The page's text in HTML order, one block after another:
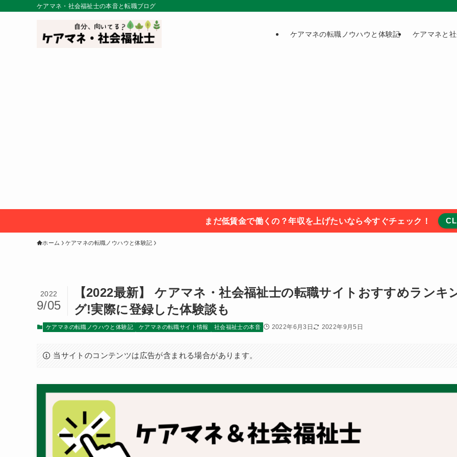
ケアマネ・社会福祉士の本音と転職ブログ
ケアマネの転職ノウハウと体験記 ケアマネと
まだ低賃金で働くの？年収を上げたいなら今すぐチェック！
ホーム ケアマネの転職ノウハウと体験記
【2022最新】 ケアマネ・社会福祉士の転職サイトおすすめランキ
グ!実際に登録した体験談も
2022
9/05
ケアマネの転職ノウハウと体験記 ケアマネの転職サイト情報 社会福祉士の本音 2022年6月3日 2022年9月5日
当サイトのコンテンツは広告が含まれる場合があります。